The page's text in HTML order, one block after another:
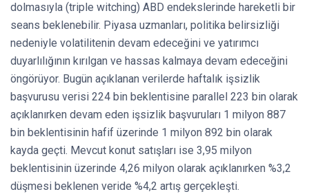
dolmasıyla (triple witching) ABD endekslerinde hareketli bir
seans beklenebilir. Piyasa uzmanları, politika belirsizliği
nedeniyle volatilitenin devam edeceğini ve yatırımcı
duyarlılığının kırılgan ve hassas kalmaya devam edeceğini
öngörüyor. Bugün açıklanan verilerde haftalık işsizlik
başvurusu verisi 224 bin beklentisine parallel 223 bin olarak
açıklanırken devam eden işsizlik başvuruları 1 milyon 887
bin beklentisinin hafif üzerinde 1 milyon 892 bin olarak
kayda geçti. Mevcut konut satışları ise 3,95 milyon
beklentisinin üzerinde 4,26 milyon olarak açıklanırken %3,2
düşmesi beklenen veride %4,2 artış gerçekleşti.